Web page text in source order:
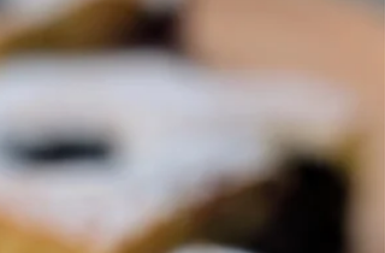
2 lžíce Všechny tyto suroviny smíchejte v
míse #špaldovámouka polohrubá 350 g
#špaldovámouka celozrnná jemn